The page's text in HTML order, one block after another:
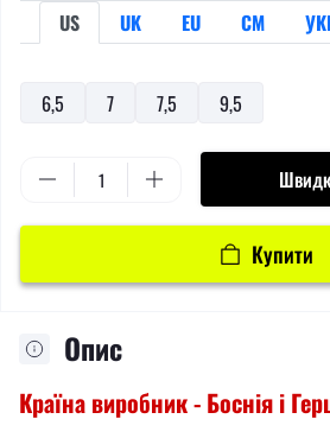
US UK EU СМ
6,5 7 7,5 9,5
Купити
Опис
Країна виробник - Боснія і